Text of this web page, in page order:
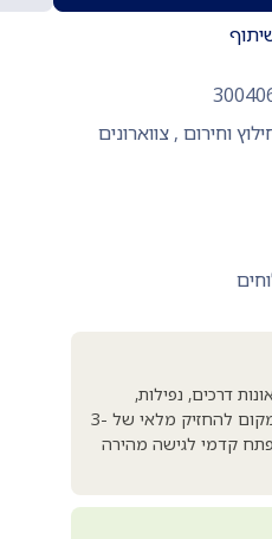
וחירום, צווארונים
דרכים, נפילות,
פציעות ספורט). המבנה המתכוונן מאפשר שימוש בצווארון יחיד על מבוגרים ומתבגרים בגדלים שונים, במקום להחזיק מלאי של 3-
ופתח קדמי לגישה מהירה